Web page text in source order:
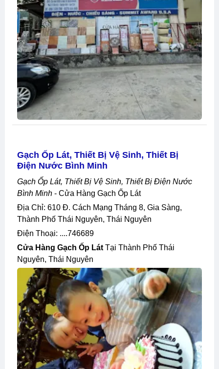
Gạch Ốp Lát, Thiết Bị Vệ Sinh, Thiết Bị
Điện Nước Bình Minh
Gạch Ốp Lát, Thiết Bị Vệ Sinh, Thiết Bị Điện Nước
Bình Minh - Cửa Hàng Gạch Ốp Lát
Địa Chỉ: 610 Đ. Cách Mạng Tháng 8, Gia Sàng,
Thành Phố Thái Nguyên, Thái Nguyên
Điện Thoại: ....746689
Cửa Hàng Gạch Ốp Lát Tại Thành Phố Thái
Nguyên, Thái Nguyên